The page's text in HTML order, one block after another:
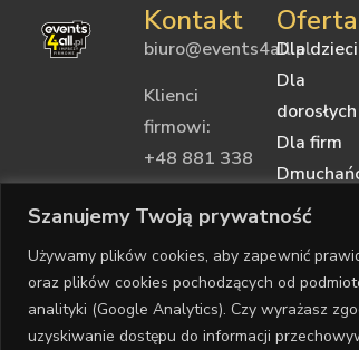
Szanujemy Twoją prywatność
Używamy plików cookies, aby zapewnić
oraz plików cookies pochodzących od
analityki (Google Analytics). Czy wyrażasz
uzyskiwanie dostępu do informacji
Kontakt
biuro@events4all.pl
Klienci
firmowi:
+48 881 338
830
indywidualni:
+48 881 338
870
Oferta
Dla dzieci
Dla
dorosłych
Dla firm
Na prezent
sprzętu